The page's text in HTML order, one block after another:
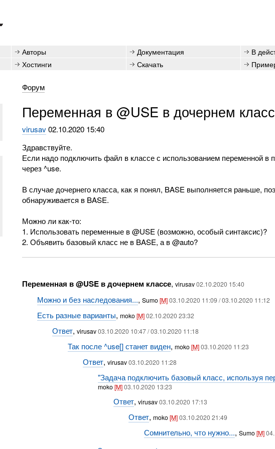
Авторы Документация В
Хостинги Скачать
Форум
Переменная в @USE в дочернем
virusav 02.10.2020 15:40
Здравствуйте.
Если надо подключить файл в классе с использованием переменной в
через ^use.
В случае дочернего класса, как я понял, BASE выполняется раньше,
обнаруживается в BASE.
Можно ли как-то:
1. Использовать переменные в @USE (возможно, особый синтаксис)?
2. Объявить базовый класс не в BASE, а в @auto?
Переменная в @USE в дочернем классе, virusav02.10.2020 15:40
Можно и без наследования..., Sumo[M]03.10.2020 11:09 / 03.10.2020 11:12
Есть разные варианты, moko[M]02.10.2020 23:32
Ответ,virusav03.10.2020 10:47 / 03.10.2020 11:18
Так после ^use[] станет виден, moko[M]03.10.2020 11:23
Ответ,virusav03.10.2020 11:28
"Задача подключить базовый класс, используя
moko[M] 03.10.2020 13:23
Ответ, virusav03.10.2020 17:13
Ответ,moko[M]03.10.2020 21:49
Сомнительно, что нужно..., Sumo[M]